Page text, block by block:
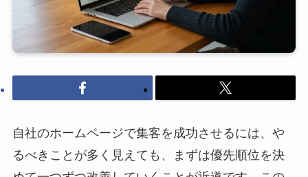
自社のホームページで集客を成功させるには、や
るべきことが多く見えても、まずは優先順位を決